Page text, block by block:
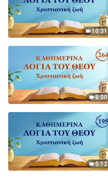
10:31
8:00
5:12